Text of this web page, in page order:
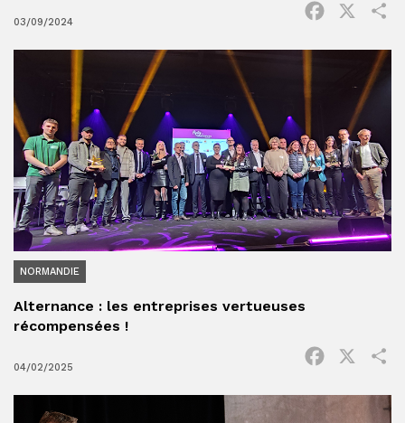
03/09/2024
Facebook
NORMANDIE
Alternance : les entreprises vertueuses
récompensées !
04/02/2025
Facebook